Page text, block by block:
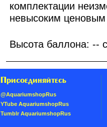
комплектации
невысоким
Высота баллона: --
Присоединяйтесь
@AquariumshopRus
YTube AquariumshopRus
Tumblr AquariumshopRus